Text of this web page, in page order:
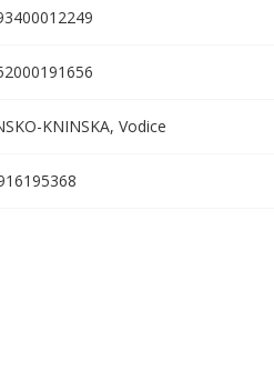
KNINSKA, Vodice